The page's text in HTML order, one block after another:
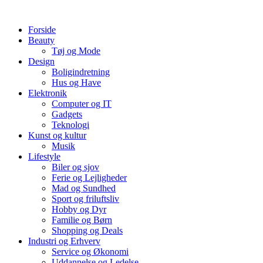
indholdForside
Beauty
Tøj og Mode
Design
Boligindretning
Hus og Have
Elektronik
Computer og IT
Gadgets
Teknologi
Kunst og kultur
Musik
Lifestyle
Biler og sjov
Ferie og Lejligheder
Mad og Sundhed
Sport og friluftsliv
Hobby og Dyr
Familie og Børn
Shopping og Deals
Industri og Erhverv
Service og Økonomi